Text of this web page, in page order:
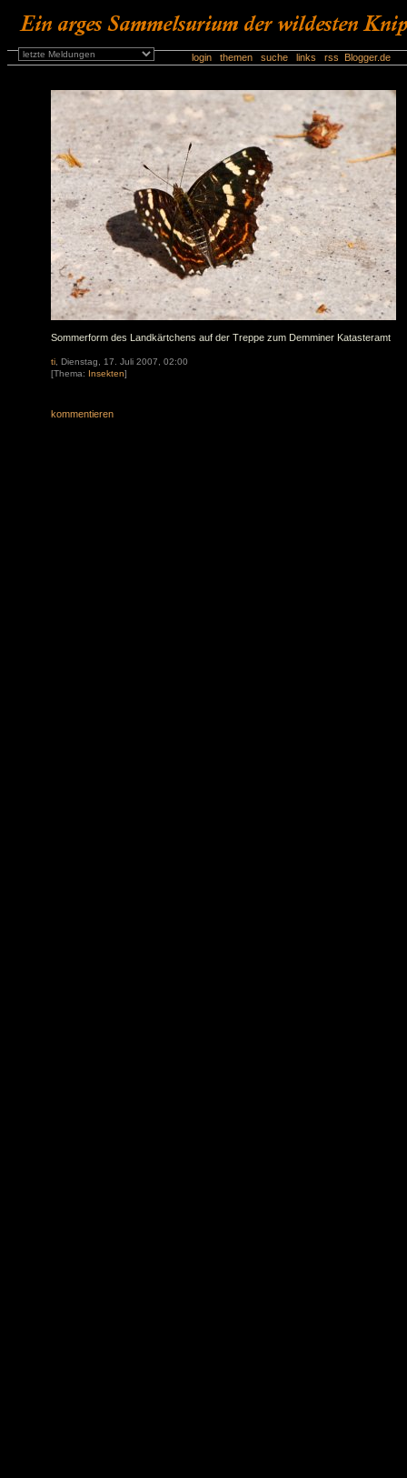
login themen suche links rss
Sommerform des Landkärtchens auf der Treppe zum Demminer Katasteramt
ti , Dienstag, 17. Juli 2007, 02:00
[Thema: Insekten]
kommentieren